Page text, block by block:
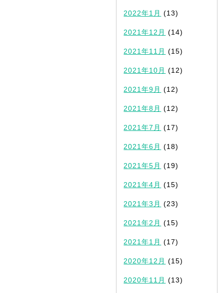
2022年1月 (13)
2021年12月 (14)
2021年11月 (15)
2021年10月 (12)
2021年9月 (12)
2021年8月 (12)
2021年7月 (17)
2021年6月 (18)
2021年5月 (19)
2021年4月 (15)
2021年3月 (23)
2021年2月 (15)
2021年1月 (17)
2020年12月 (15)
2020年11月 (13)